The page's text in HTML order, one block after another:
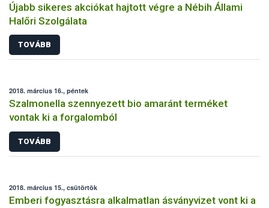
Újabb sikeres akciókat hajtott végre a Nébih Állami
Halőri Szolgálata
TOVÁBB
2018. március 16., péntek
Szalmonella szennyezett bio amaránt terméket
vontak ki a forgalomból
TOVÁBB
2018. március 15., csütörtök
Emberi fogyasztásra alkalmatlan ásványvizet vont ki a